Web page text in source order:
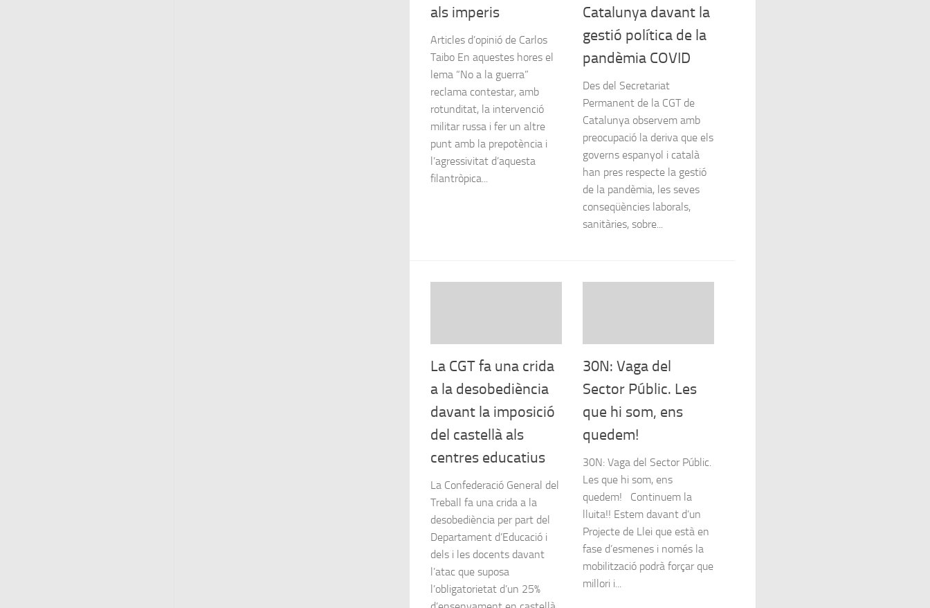
als imperis
Articles d’opinió de Carlos
Taibo En aquestes hores el
lema “No a la guerra”
reclama contestar, amb
rotunditat, la intervenció
militar russa i fer un altre
punt amb la prepotència i
l’agressivitat d’aquesta
filantròpica...
Catalunya davant la
gestió política de la
pandèmia COVID
Des del Secretariat
Permanent de la CGT de
Catalunya observem amb
preocupació la deriva que els
governs espanyol i català
han pres respecte la gestió
de la pandèmia, les seves
conseqüències laborals,
sanitàries, sobre...
La CGT fa una crida
a la desobediència
davant la imposició
del castellà als
centres educatius
La Confederació General del
Treball fa una crida a la
desobediència per part del
Departament d’Educació i
dels i les docents davant
l’atac que suposa
l’obligatorietat d’un 25%
30N: Vaga del
Sector Públic. Les
que hi som, ens
quedem!
30N: Vaga del Sector Públic.
Les que hi som, ens
quedem! Continuem la
lluita!! Estem davant d’un
Projecte de Llei que està en
fase d’esmenes i només la
mobilització podrà forçar que
millori i...